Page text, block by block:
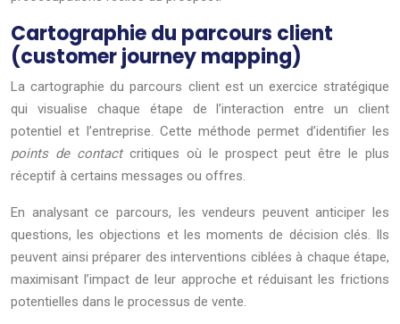
Cartographie du parcours client
(customer journey mapping)
La cartographie du parcours client est un exercice stratégique
qui visualise chaque étape de l’interaction entre un client
potentiel et l’entreprise. Cette méthode permet d’identifier les
points de contact critiques où le prospect peut être le plus
réceptif à certains messages ou offres.
En analysant ce parcours, les vendeurs peuvent anticiper les
questions, les objections et les moments de décision clés. Ils
peuvent ainsi préparer des interventions ciblées à chaque étape,
maximisant l’impact de leur approche et réduisant les frictions
potentielles dans le processus de vente.